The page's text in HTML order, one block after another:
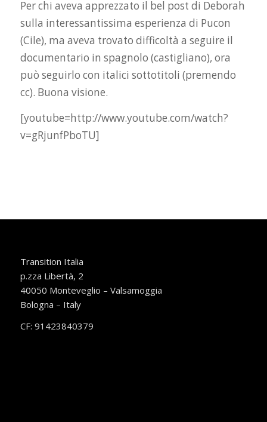
Per chi aveva apprezzato il bel post di Deborah
sulla interessantissima esperienza di Pucon
(Cile), ma aveva trovato difficoltà a seguire il
documentario in spagnolo (castigliano), ora
può seguirlo con italici sottotitoli (premendo
cc). Buona visione.
[youtube=http://www.youtube.com/watch?
v=gRjunfPboTU]
Transition Italia
p.zza Libertà, 2
40050 Monteveglio – Valsamoggia
Bologna – Italy
CF: 91423840379